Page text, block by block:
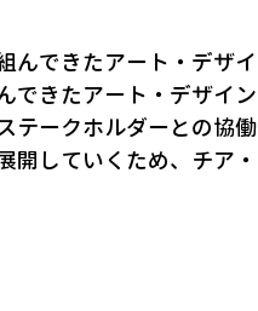
んできたアート・デザイ
できたアート・デザイン
テークホルダーとの協働
開していくため、チア・